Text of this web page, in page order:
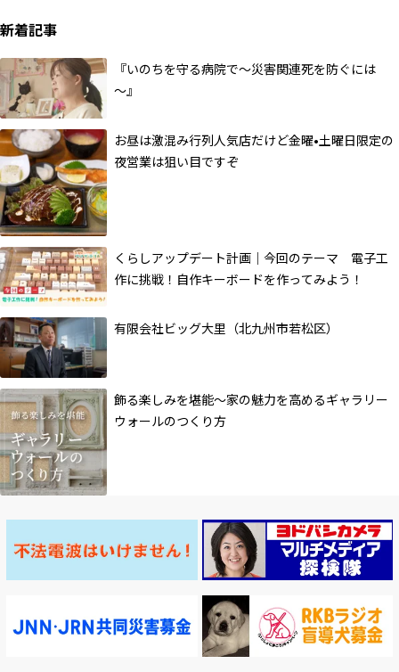
新着記事
『いのちを守る病院で～災害関連死を防ぐには
～』
お昼は激混み行列人気店だけど金曜•土曜日限定の
夜営業は狙い目ですぞ
くらしアップデート計画｜今回のテーマ 電子工
作に挑戦！自作キーボードを作ってみよう！
有限会社ビッグ大里（北九州市若松区）
飾る楽しみを堪能～家の魅力を高めるギャラリー
ウォールのつくり方